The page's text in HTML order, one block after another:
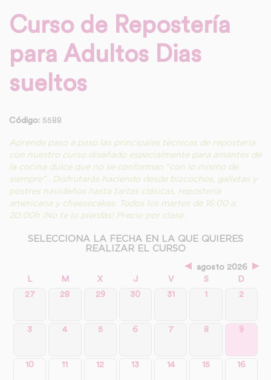
Curso de Repostería
para Adultos Dias
sueltos
Código: 5588
Aprende paso a paso las principales técnicas de repostería
con nuestro curso diseñado especialmente para amantes de
la cocina dulce que no se conforman "con lo mismo de
siempre" . Disfrutarás haciendo desde bizcochos, galletas y
postres navideños hasta tartas clásicas, repostería
americana y cheesecakes. Todos los martes de 16:00 a
20:00h ¡No te lo pierdas! Precio por clase.
SELECCIONA LA FECHA EN LA QUE QUIERES
REALIZAR EL CURSO
◄ agosto 2026 ►
L M X J V S
D
27
28 29 30 31 1 2
3 4 5 6 7 8 9
10 11 12 13 14 15 16